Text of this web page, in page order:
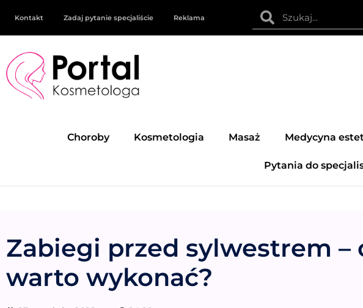
Kontakt Zadaj pytanie specjaliście Reklama
Choroby Kosmetologia Masaż Medycyna
Pytania do
Zabiegi przed sylwestrem –
warto wykonać?